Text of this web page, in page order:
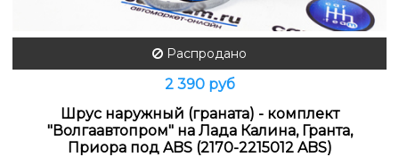
Распродано
2 390 руб
Шрус наружный (граната) - комплект
"Волгаавтопром" на Лада Калина, Гранта,
Приора под ABS (2170-2215012 ABS)